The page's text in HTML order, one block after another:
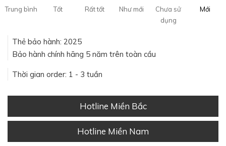
Trung bình Tốt Rất tốt Như mới
Chưa sử
dụng
Mới
Thẻ bảo hành: 2025
Bảo hành chính hãng 5 năm trên toàn cầu
Thời gian order: 1 - 3 tuần
Hotline Miền Bắc
Hotline Miền Nam